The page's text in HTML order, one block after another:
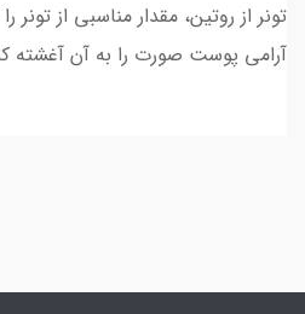
تونر از روتین، مقدار مناسبی از
آرامی پوست صورت را به آن آغشته